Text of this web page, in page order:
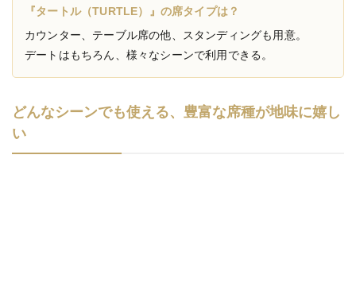
『タートル（TURTLE）』の席タイプは？
カウンター、テーブル席の他、スタンディングも用意。
デートはもちろん、様々なシーンで利用できる。
どんなシーンでも使える、豊富な席種が地味に嬉し
い